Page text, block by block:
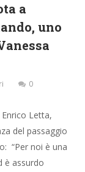
a
uno
0
Letta,
del passaggio
“Per noi è una
è assurdo